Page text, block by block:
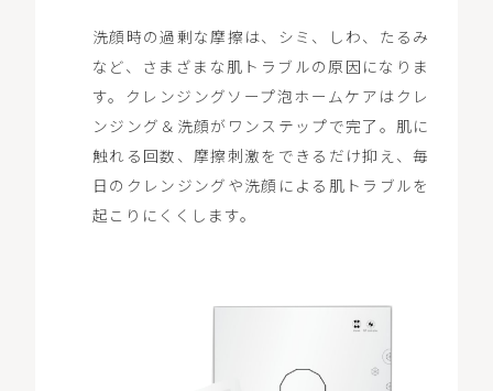
洗顔時の過剰な摩擦は、シミ、しわ、たるみ
など、さまざまな肌トラブルの原因になりま
す。クレンジングソープ泡ホームケアはクレ
ンジング＆洗顔がワンステップで完了。肌に
触れる回数、摩擦刺激をできるだけ抑え、毎
日のクレンジングや洗顔による肌トラブルを
起こりにくくします。